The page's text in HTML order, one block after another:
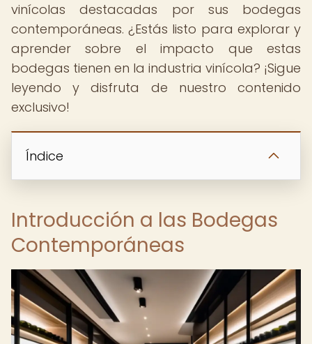
vinícolas destacadas por sus bodegas
contemporáneas. ¿Estás listo para explorar y
aprender sobre el impacto que estas
bodegas tienen en la industria vinícola? ¡Sigue
leyendo y disfruta de nuestro contenido
exclusivo!
Índice
Introducción a las Bodegas
Contemporáneas